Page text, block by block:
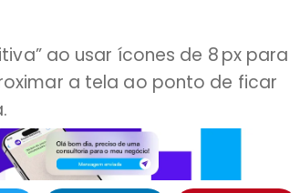
ao usar ícones de 8 px para
a tela ao ponto de ficar